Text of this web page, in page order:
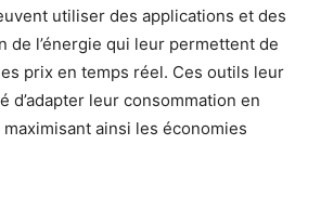
utiliser des applications et des
de l’énergie qui leur permettent de
prix en temps réel. Ces outils leur
d’adapter leur consommation en
ainsi les économies